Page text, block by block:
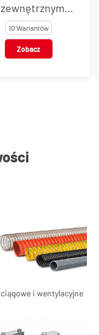
stal
typ
10 Wariantów
Zobacz
i wentylacyjne